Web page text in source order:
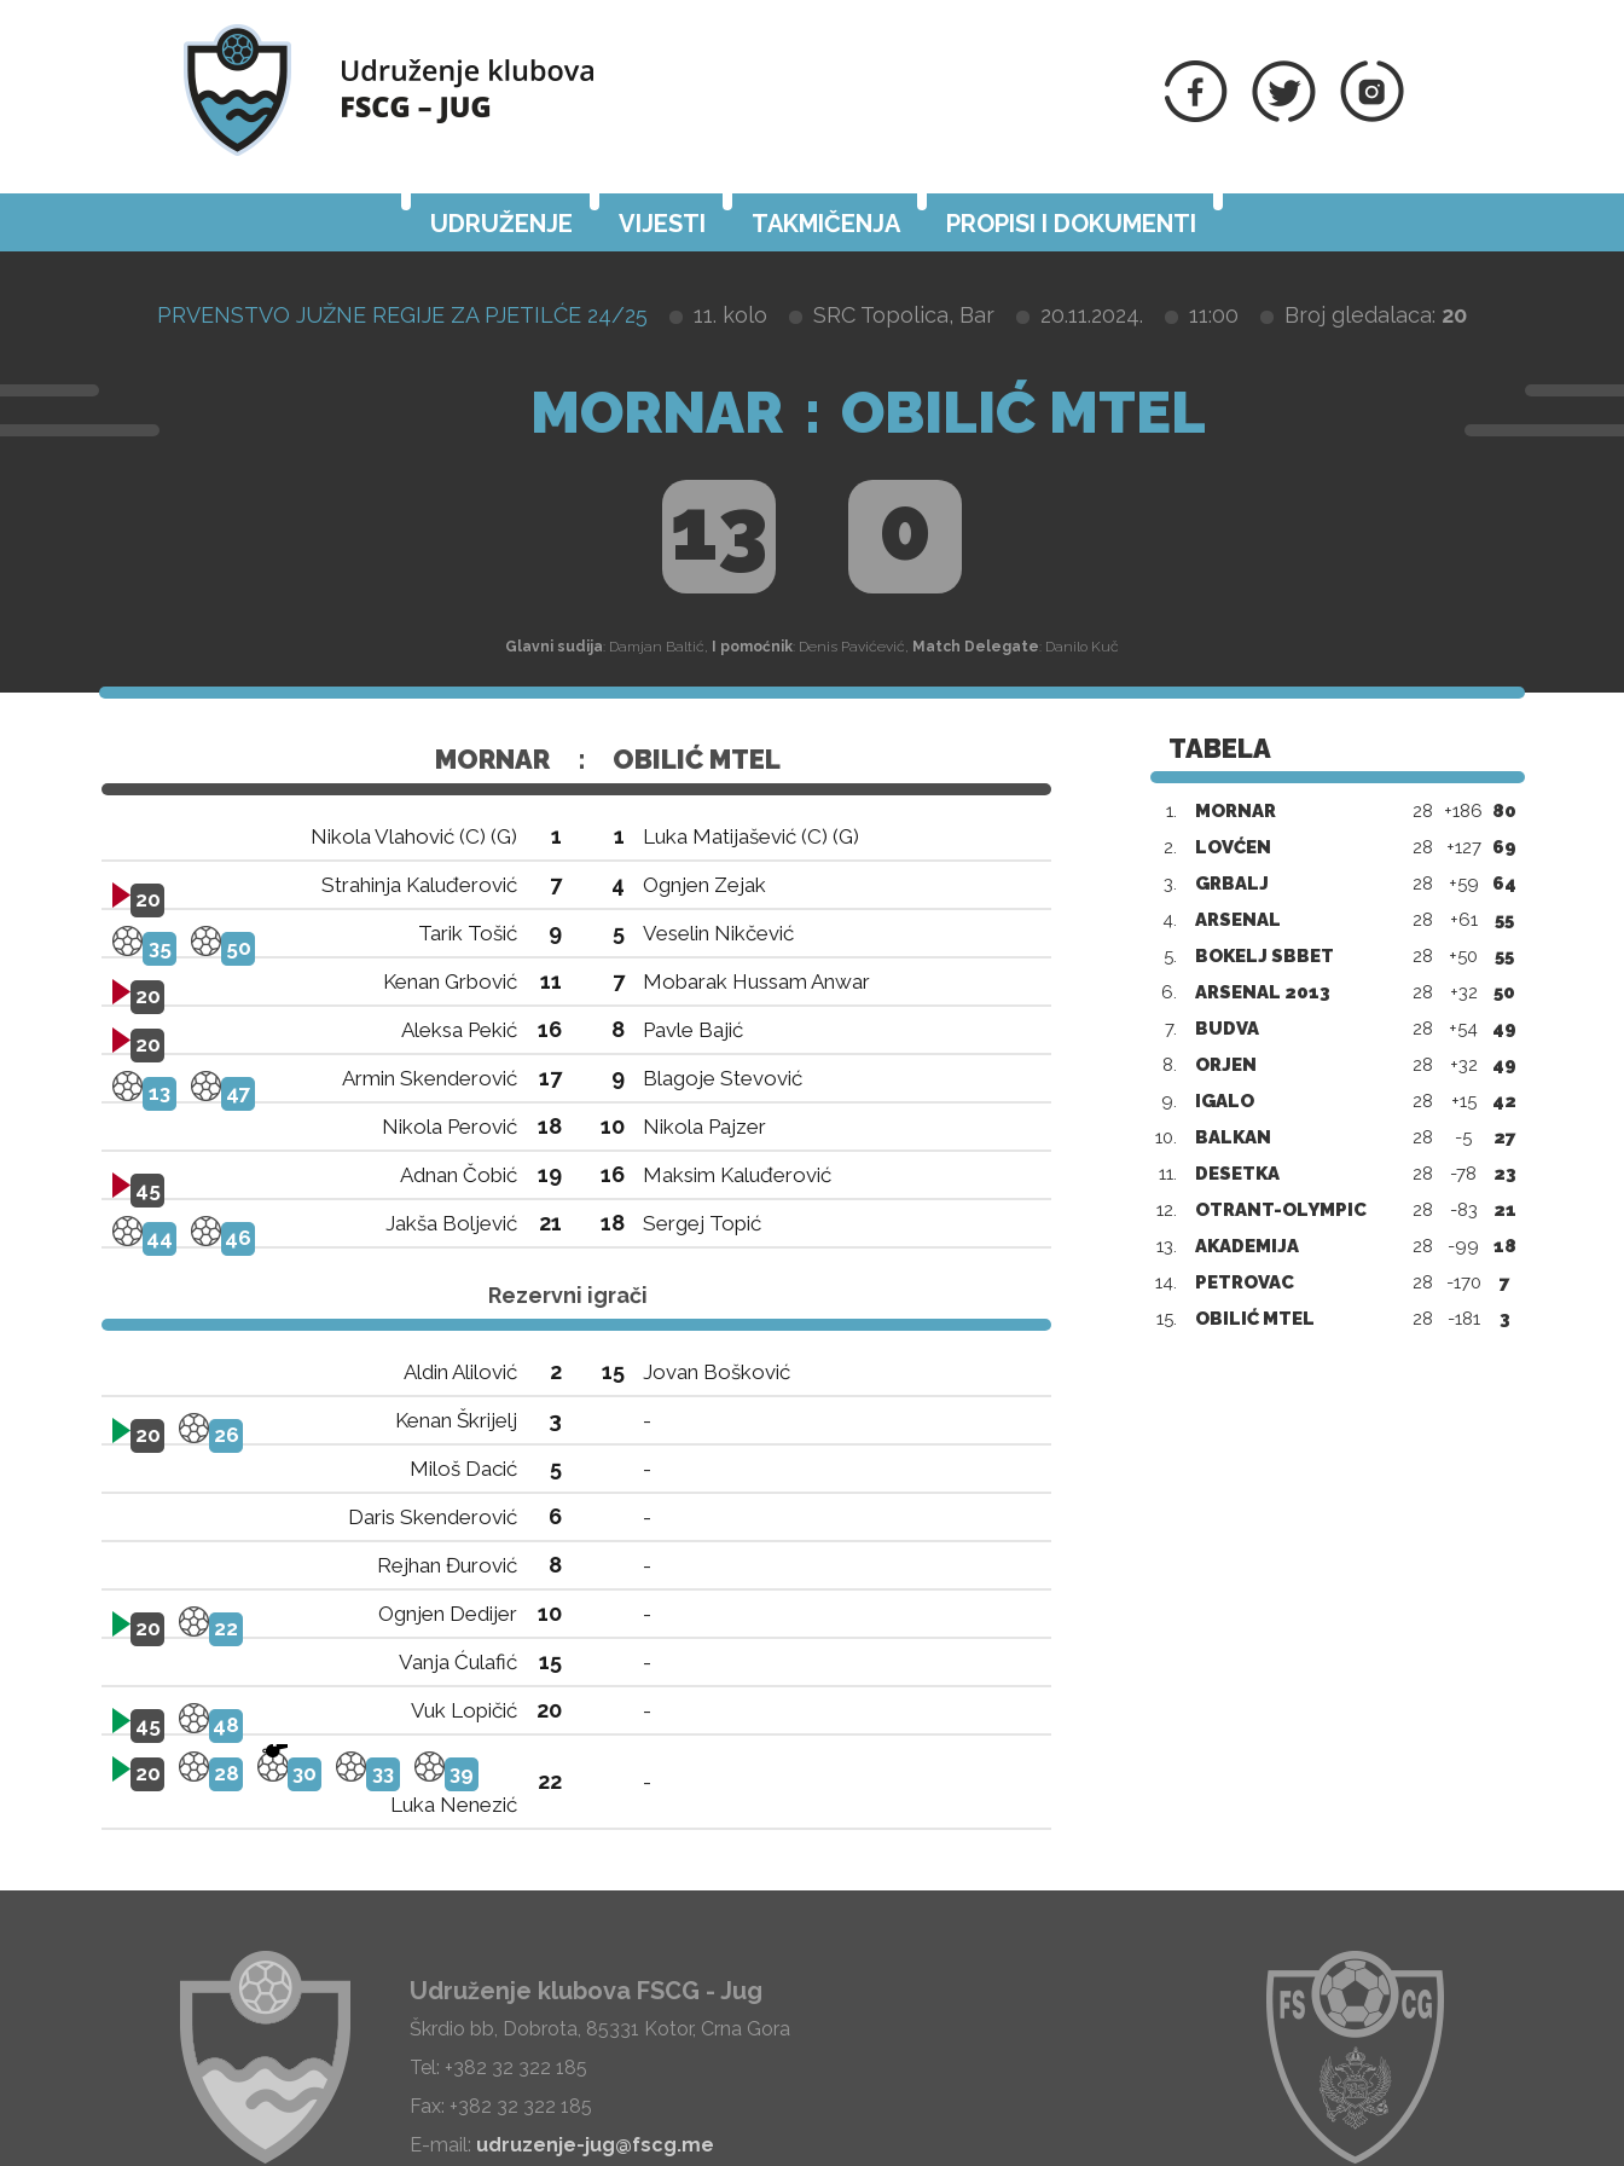
UDRUŽENJE VIJESTI TAKMIČENJA PROPISI I DOKUMENTI
PRVENSTVO JUŽNE REGIJE ZA PJETILĆE 24/25 11. kolo SRC Topolica, Bar 20.11.2024. 11:00 Broj gledalaca: 20
MORNAR : OBILIĆ MTEL
13 0
Glavni sudija: Damjan Baltić, I pomoćnik: Denis Pavićević, Match Delegate: Danilo Kuč
MORNAR : OBILIĆ MTEL
Nikola Vlahović (C) (G) 1 1 Luka Matijašević (C) (G)
20
Strahinja Kaluđerović 7 4 Ognjen Zejak
35 50
Tarik Tošić 9 5 Veselin Nikčević
20
Kenan Grbović 11 7 Mobarak Hussam Anwar
20
Aleksa Pekić 16 8 Pavle Bajić
13 47
Armin Skenderović 17 9
Blagoje Stevović
Nikola Perović
18 10 Nikola Pajzer
45
Adnan Čobić 19 16 Maksim Kaluđerović
44 46
Jakša Boljević 21 18 Sergej Topić
Rezervni igrači
Aldin Alilović 2 15 Jovan Bošković
20 26
Kenan Škrijelj 3
-
Miloš Dacić
5
-
Daris Skenderović
6
-
Rejhan Đurović
8 -
20 22
Ognjen Dedijer 10
-
Vanja Ćulafić
15 -
45 48
Vuk Lopičić 20 -
20 28 30 33
39
Luka Nenezić
22 -
TABELA
1. MORNAR 28 +186 80
2.
LOVĆEN 28 +127 69
3.
GRBALJ 28 +59
64
4.
ARSENAL 28 +61
55
5.
BOKELJ SBBET 28 +50
55
6.
ARSENAL 2013 28 +32
50
7.
BUDVA 28 +54
49
8.
ORJEN 28 +32
49
9.
IGALO 28 +15
42
10.
BALKAN 28 -5
27
11.
DESETKA 28 -78
23
12.
OTRANT-OLYMPIC 28 -83
21
13.
AKADEMIJA 28 -99
18
14.
PETROVAC 28 -170
7
15.
OBILIĆ MTEL 28 -181 3
Udruženje klubova FSCG - Jug
Škrdio bb, Dobrota, 85331 Kotor, Crna Gora
Tel: +382 32 322 185
Fax: +382 32 322 185
E-mail: udruzenje-jug@fscg.me